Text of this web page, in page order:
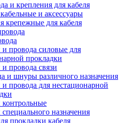
и крепления для кабеля
и аксессуары
крепежные для кабеля
и провода силовые для
прокладки
провода связи
и шнуры различного назначения
провода для нестационарной
контрольные
назначения